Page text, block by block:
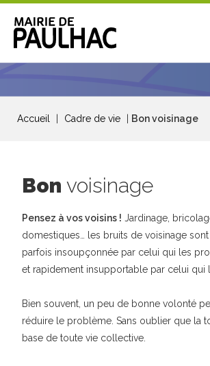
Accueil Cadre de vie Bon voisinage
Bonvoisinage
Pensez à vos voisins ! Jardinage,
domestiques… les bruits de voisinage
parfois insoupçonnée par celui qui les
et rapidement insupportable par celui qui
Bien souvent, un peu de bonne volonté
réduire le problème. Sans oublier que la
base de toute vie collective.